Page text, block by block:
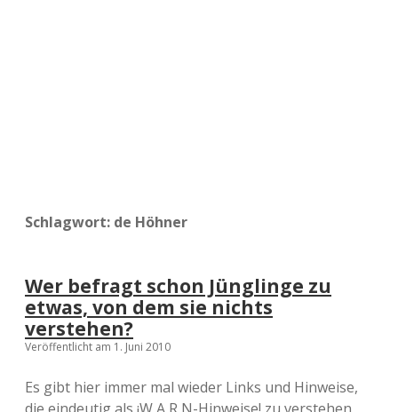
Schlagwort: de Höhner
Wer befragt schon Jünglinge zu
etwas, von dem sie nichts
verstehen?
Veröffentlicht am 1. Juni 2010
Es gibt hier immer mal wieder Links und Hinweise,